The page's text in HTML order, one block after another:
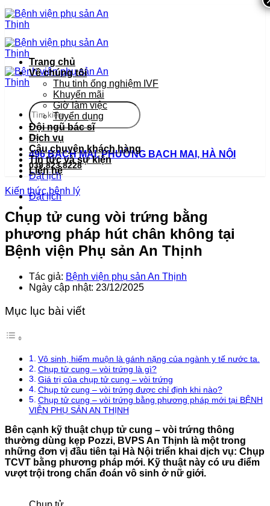
Bỏ
qua
nội
dung
496 BẠCH MAI, PHƯỜNG BẠCH MAI, HÀ NỘI
039.823.8228
Đặt lịch
Đặt lịch
Trang chủ
Về chúng tôi
Thụ tinh ống nghiệm IVF
Khuyến mãi
Giờ làm việc
Tuyển dụng
Đội ngũ bác sĩ
Dịch vụ
Câu chuyện khách hàng
Tin tức và sự kiện
Liên hệ
Kiến thức bệnh lý
Chụp tử cung vòi trứng bằng
phương pháp hút chân không tại
Bệnh viện Phụ sản An Thịnh
Tác giả: Bệnh viện phụ sản An Thịnh
Ngày cập nhật: 23/12/2025
Mục lục bài viết
Vô sinh, hiếm muộn là gánh nặng của ngành y tế nước ta.
Chụp tử cung – vòi trứng là gì?
Giá trị của chụp tử cung – vòi trứng
Chụp tử cung – vòi trứng được chỉ định khi nào?
Chụp tử cung – vòi trứng bằng phương pháp mới tại BỆNH
VIỆN PHỤ SẢN AN THỊNH
Bên cạnh kỹ thuật chụp tử cung – vòi trứng thông
thường dùng kẹp Pozzi, BVPS An Thịnh là một trong
những đơn vị đầu tiên tại Hà Nội triển khai dịch vụ: Chụp
TCVT bằng phương pháp mới. Kỹ thuật này có ưu điểm
vượt trội trong chẩn đoán vô sinh ở nữ giới.